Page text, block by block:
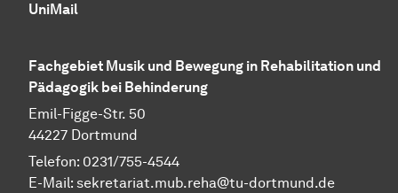
UniMail
Fachgebiet Musik und Bewegung in Rehabilitation und
Pädagogik bei Behinderung
Emil-Figge-Str. 50
44227 Dortmund
Telefon: 0231/755-4544
E-Mail: sekretariat.mub.reha@tu-dortmund.de